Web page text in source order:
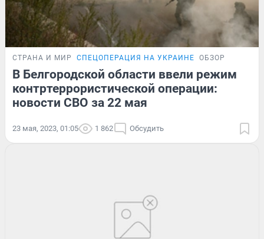
СТРАНА И МИР СПЕЦОПЕРАЦИЯ НА УКРАИНЕ ОБЗОР
В Белгородской области ввели режим
контртеррористической операции:
новости СВО за 22 мая
23 мая, 2023, 01:05 1 862 Обсудить